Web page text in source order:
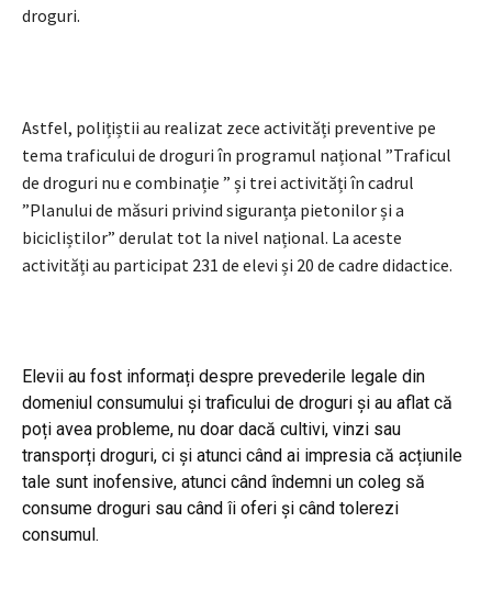
droguri.
Astfel, polițiștii au realizat zece activități preventive pe
tema traficului de droguri în programul național ”Traficul
de droguri nu e combinație ” și trei activități în cadrul
”Planului de măsuri privind siguranța pietonilor și a
bicicliștilor” derulat tot la nivel național. La aceste
activități au participat 231 de elevi și 20 de cadre didactice.
Elevii au fost informați despre prevederile legale din
domeniul consumului și traficului de droguri și au aflat că
poți avea probleme, nu doar dacă cultivi, vinzi sau
transporți droguri, ci și atunci când ai impresia că acțiunile
tale sunt inofensive, atunci când îndemni un coleg să
consume droguri sau când îi oferi și când tolerezi
consumul.